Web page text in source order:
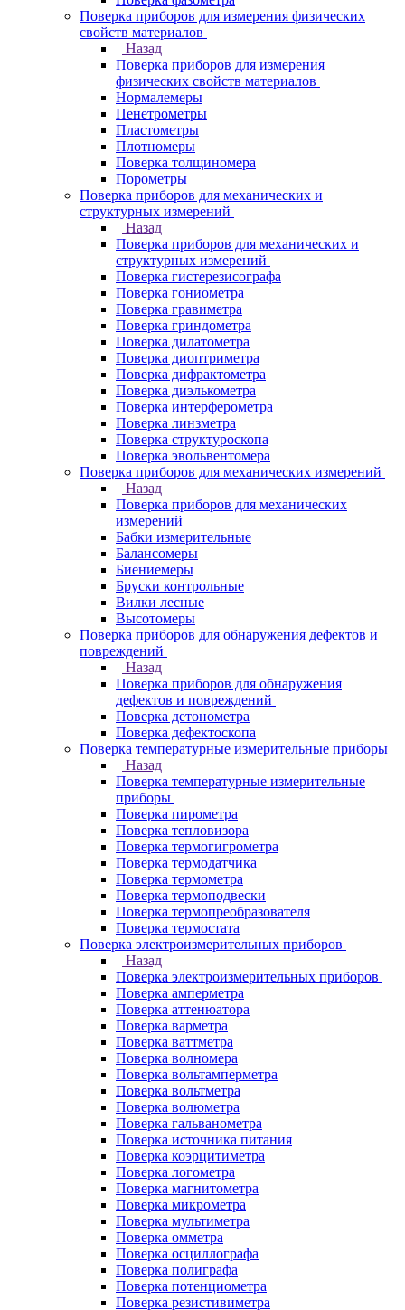
Поверка приборов для измерения физических
свойств материалов
Назад
Поверка приборов для измерения
физических свойств материалов
Нормалемеры
Пенетрометры
Пластометры
Плотномеры
Поверка толщиномера
Порометры
Поверка приборов для механических и
структурных измерений
Назад
Поверка приборов для механических и
структурных измерений
Поверка гистерезисографа
Поверка гониометра
Поверка гравиметра
Поверка гриндометра
Поверка дилатометра
Поверка диоптриметра
Поверка дифрактометра
Поверка диэлькометра
Поверка интерферометра
Поверка линзметра
Поверка структуроскопа
Поверка эвольвентомера
Поверка приборов для механических измерений
Назад
Поверка приборов для механических
измерений
Бабки измерительные
Балансомеры
Биениемеры
Бруски контрольные
Вилки лесные
Высотомеры
Поверка приборов для обнаружения дефектов и
повреждений
Назад
Поверка приборов для обнаружения
дефектов и повреждений
Поверка детонометра
Поверка дефектоскопа
Поверка температурные измерительные приборы
Назад
Поверка температурные измерительные
приборы
Поверка пирометра
Поверка тепловизора
Поверка термогигрометра
Поверка термодатчика
Поверка термометра
Поверка термоподвески
Поверка термопреобразователя
Поверка термостата
Поверка электроизмерительных приборов
Назад
Поверка электроизмерительных приборов
Поверка амперметра
Поверка аттенюатора
Поверка варметра
Поверка ваттметра
Поверка волномера
Поверка вольтамперметра
Поверка вольтметра
Поверка волюметра
Поверка гальванометра
Поверка источника питания
Поверка коэрцитиметра
Поверка логометра
Поверка магнитометра
Поверка микрометра
Поверка мультиметра
Поверка омметра
Поверка осциллографа
Поверка полиграфа
Поверка потенциометра
Поверка резистивиметра